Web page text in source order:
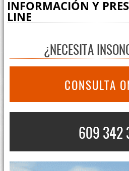
INFORMACIÓN Y
LINE
¿NECESITA
CONSULTA
609 342